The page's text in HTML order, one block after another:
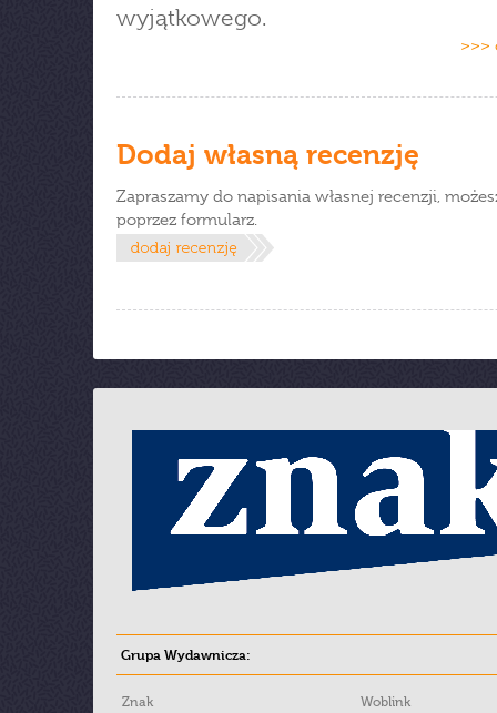
wyjątkowego.
>>>
Dodaj własną recenzję
Zapraszamy do napisania własnej recenzji,
poprzez formularz.
Grupa Wydawnicza:
Znak
Woblink